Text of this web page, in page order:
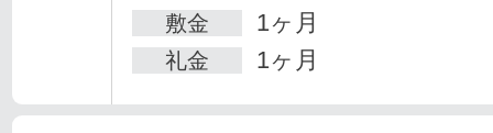
敷金 1ヶ月
礼金 1ヶ月